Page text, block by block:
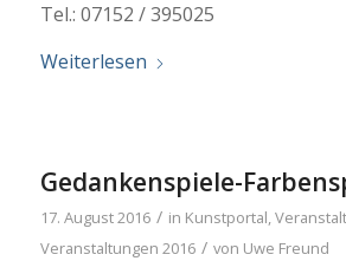
Tel.: 07152 / 395025
Weiterlesen
Gedankenspiele-
17. August 2016 / in Kunstportal
Veranstaltungen 2016 / von Uwe Freund